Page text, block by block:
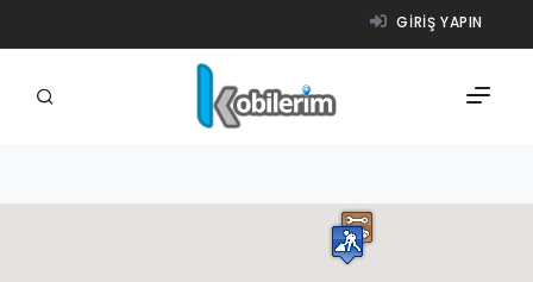
GIRIŞ YAPIN